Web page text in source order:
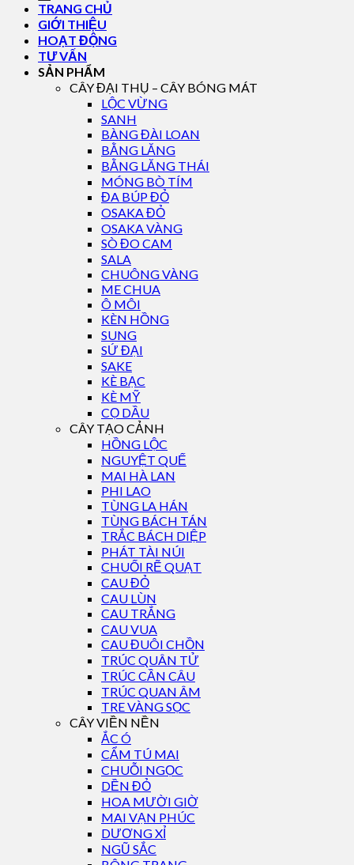
TRANG CHỦ
GIỚI THIỆU
HOẠT ĐỘNG
TƯ VẤN
SẢN PHẨM
CÂY ĐẠI THỤ – CÂY BÓNG MÁT
LỘC VỪNG
SANH
BÀNG ĐÀI LOAN
BẰNG LĂNG
BẰNG LĂNG THÁI
MÓNG BÒ TÍM
ĐA BÚP ĐỎ
OSAKA ĐỎ
OSAKA VÀNG
SÒ ĐO CAM
SALA
CHUÔNG VÀNG
ME CHUA
Ô MÔI
KÈN HỒNG
SUNG
SỨ ĐẠI
SAKE
KÈ BẠC
KÈ MỸ
CỌ DẦU
CÂY TẠO CẢNH
HỒNG LỘC
NGUYỆT QUẾ
MAI HÀ LAN
PHI LAO
TÙNG LA HÁN
TÙNG BÁCH TÁN
TRẮC BÁCH DIỆP
PHÁT TÀI NÚI
CHUỐI RẼ QUẠT
CAU ĐỎ
CAU LÙN
CAU TRẮNG
CAU VUA
CAU ĐUÔI CHỒN
TRÚC QUÂN TỬ
TRÚC CẦN CÂU
TRÚC QUAN ÂM
TRE VÀNG SỌC
CÂY VIỀN NỀN
ẮC Ó
CẨM TÚ MAI
CHUỖI NGỌC
DỀN ĐỎ
HOA MƯỜI GIỜ
MAI VẠN PHÚC
DƯƠNG XỈ
NGŨ SẮC